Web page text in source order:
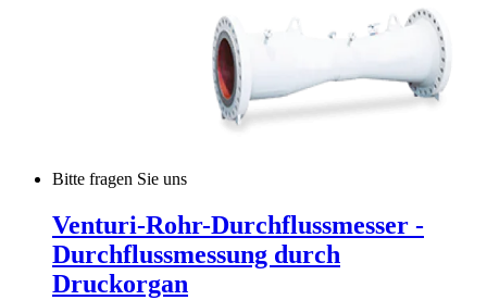
Bitte fragen Sie uns
Venturi-Rohr-Durchflussmesser -
Durchflussmessung durch
Druckorgan